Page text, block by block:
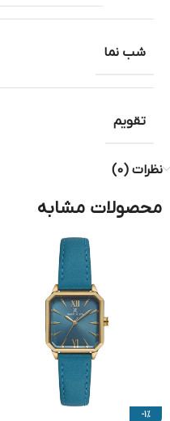
شب نما
تقویم
نظرات (0)
محصولات مشابه
-1%